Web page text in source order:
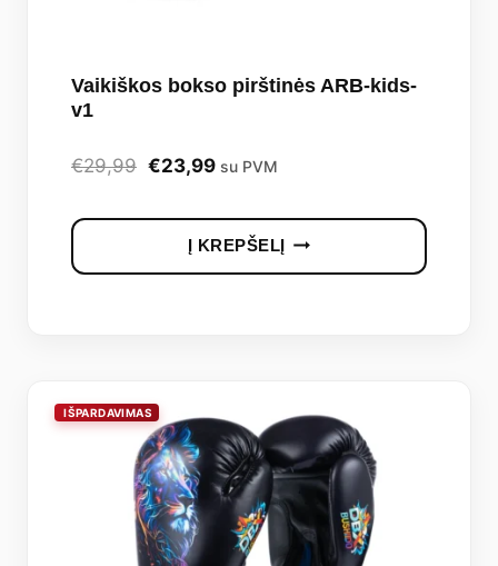
Vaikiškos bokso pirštinės ARB-kids-
v1
€29,99 Original
was:
€29,99.
€23,99Current
is:
€23,99.
su PVM
Į KREPŠELĮ